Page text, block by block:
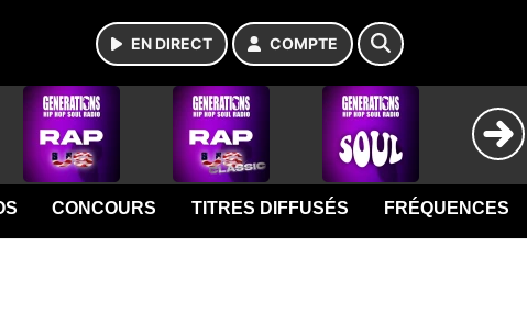
EN DIRECT COMPTE
CONCOURS TITRES DIFFUSÉS FRÉQUENCES